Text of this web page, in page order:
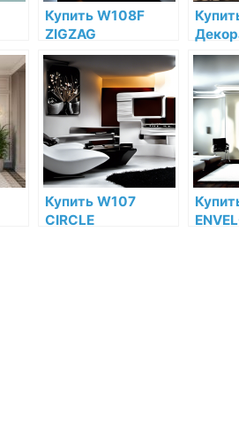
Купить W108F
ZIGZAG
Декоративная
панель гибкая Orac
Decor Полиуретан
Orac Decor по
низкой цене в
интернет-
магазине
Decor
Orac
Купить W107
CIRCLE